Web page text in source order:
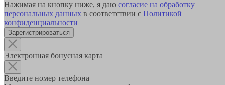
Нажимая на кнопку ниже, я даю согласие на обработку
персональных данных в соответствии с Политикой
конфиденциальности
Зарегистрироваться
Электронная бонусная карта
Введите номер телефона